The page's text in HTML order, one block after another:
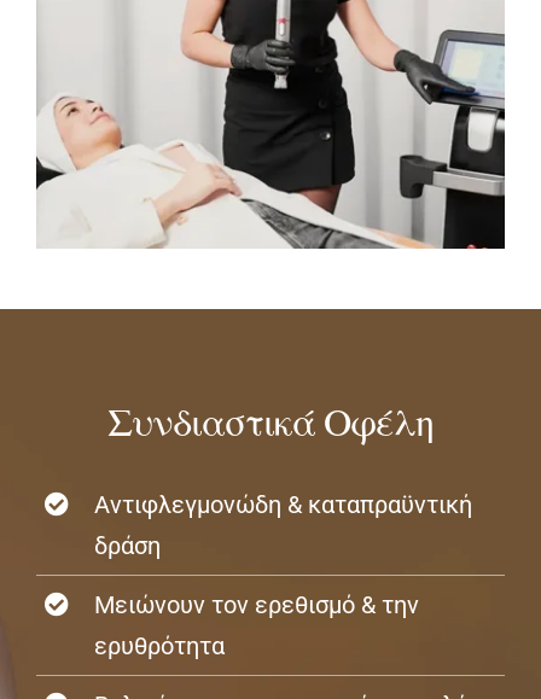
Συνδιαστικά Οφέλη
Αντιφλεγμονώδη & καταπραϋντική
δράση
Μειώνουν τον ερεθισμό & την
ερυθρότητα